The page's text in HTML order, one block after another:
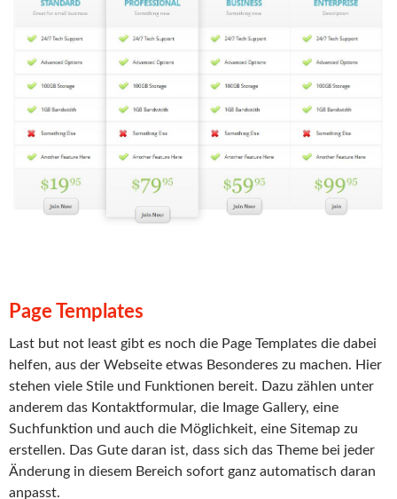
Page Templates
Last but not least gibt es noch die Page Templates die dabei
helfen, aus der Webseite etwas Besonderes zu machen. Hier
stehen viele Stile und Funktionen bereit. Dazu zählen unter
anderem das Kontaktformular, die Image Gallery, eine
Suchfunktion und auch die Möglichkeit, eine Sitemap zu
erstellen. Das Gute daran ist, dass sich das Theme bei jeder
Änderung in diesem Bereich sofort ganz automatisch daran
anpasst.